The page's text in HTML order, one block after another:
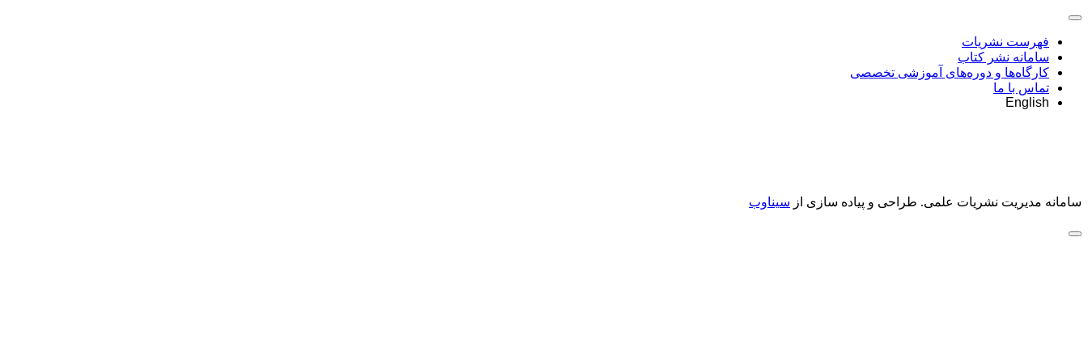
فهرست نشریات
سامانه نشر کتاب
کارگاه‌ها و دوره‌های آموزشی تخصصی
تماس با ما
English
سامانه مدیریت نشریات علمی. طراحی و پیاده سازی از سیناوب